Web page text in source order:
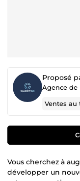
Proposé
Ventes
Vous cherchez à
développer un